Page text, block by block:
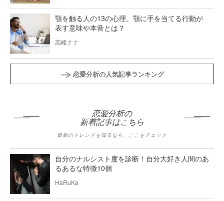
顎を触る人の13の心理。顎に手を当てる行動が
表す意味や本音とは？
高峰ナナ
恋愛分析の人気記事ランキング
恋愛分析の
新着記事はこちら
最新のトレンドを知るなら、ここをチェック
自分のナルシスト度を診断！自分大好き人間のあ
るあるな特徴10個
HaRuKa